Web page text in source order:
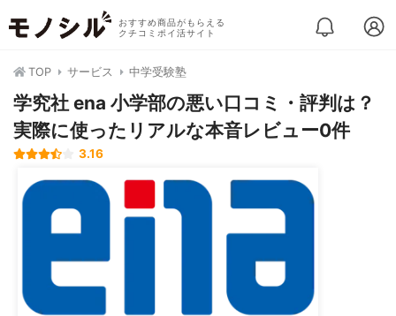
おすすめ商品がもらえる
クチコミポイ活サイト
TOP サービス 中学受験塾
学究社 ena 小学部の悪い口コミ・評判は？
実際に使ったリアルな本音レビュー0件
3.16